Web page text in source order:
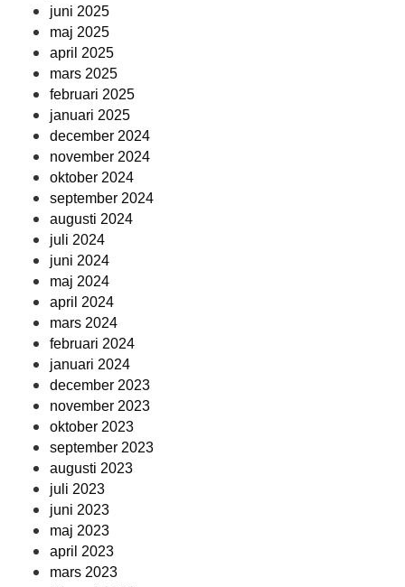
juni 2025
maj 2025
april 2025
mars 2025
februari 2025
januari 2025
december 2024
november 2024
oktober 2024
september 2024
augusti 2024
juli 2024
juni 2024
maj 2024
april 2024
mars 2024
februari 2024
januari 2024
december 2023
november 2023
oktober 2023
september 2023
augusti 2023
juli 2023
juni 2023
maj 2023
april 2023
mars 2023